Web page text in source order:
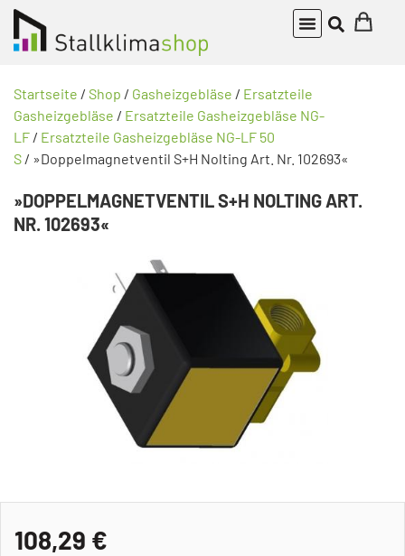
Startseite / Shop / Gasheizgebläse / Ersatzteile
Gasheizgebläse / Ersatzteile Gasheizgebläse NG-
LF / Ersatzteile Gasheizgebläse NG-LF 50
S / »Doppelmagnetventil S+H Nolting Art. Nr. 102693«
»DOPPELMAGNETVENTIL S+H NOLTING ART.
NR. 102693«
108,29 €